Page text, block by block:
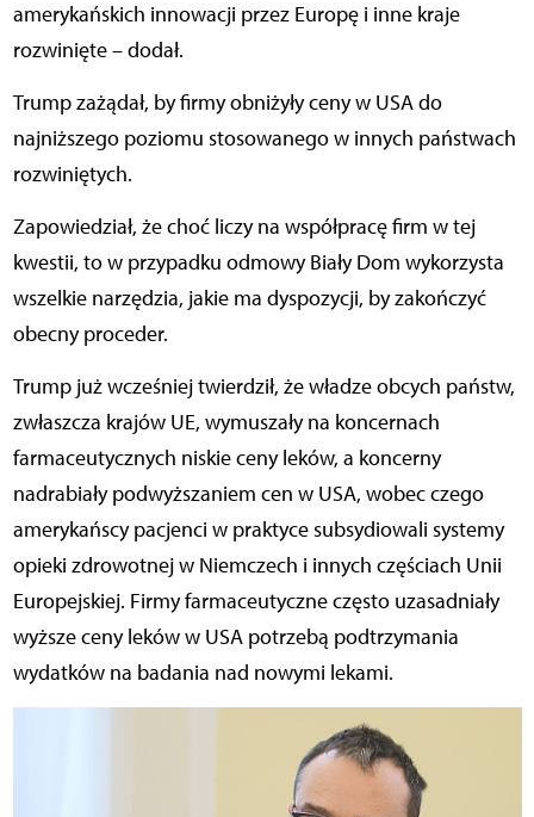
amerykańskich innowacji przez Europę i inne kraje
rozwinięte – dodał.
Trump zażądał, by firmy obniżyły ceny w USA do
najniższego poziomu stosowanego w innych państwach
rozwiniętych.
Zapowiedział, że choć liczy na współpracę firm w tej
kwestii, to w przypadku odmowy Biały Dom wykorzysta
wszelkie narzędzia, jakie ma dyspozycji, by zakończyć
obecny proceder.
Trump już wcześniej twierdził, że władze obcych państw,
zwłaszcza krajów UE, wymuszały na koncernach
farmaceutycznych niskie ceny leków, a koncerny
nadrabiały podwyższaniem cen w USA, wobec czego
amerykańscy pacjenci w praktyce subsydiowali systemy
opieki zdrowotnej w Niemczech i innych częściach Unii
Europejskiej. Firmy farmaceutyczne często uzasadniały
wyższe ceny leków w USA potrzebą podtrzymania
wydatków na badania nad nowymi lekami.